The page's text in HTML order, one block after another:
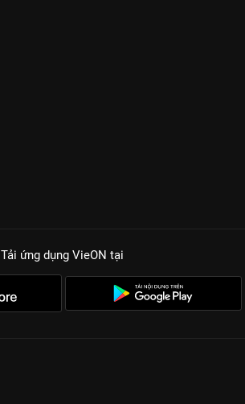
Tải ứng dụng VieON tại